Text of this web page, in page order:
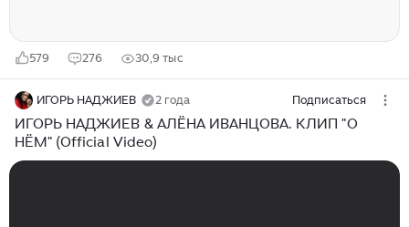
579 276 30,9 тыс
ИГОРЬ НАДЖИЕВ 2 года Подписаться
ИГОРЬ НАДЖИЕВ & АЛЁНА ИВАНЦОВА. КЛИП "О
НЁМ" (Official Video)